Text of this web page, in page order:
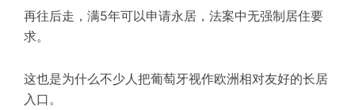
再往后走，满5年可以申请永居 ， 法案中无强制居住要
求。
这也是为什么不少人把葡萄牙视作欧洲相对友好的长居
入口。